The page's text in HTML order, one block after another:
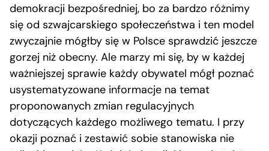
demokracji bezpośredniej, bo za bardzo różnimy
się od szwajcarskiego społeczeństwa i ten model
zwyczajnie mógłby się w Polsce sprawdzić jeszcze
gorzej niż obecny. Ale marzy mi się, by w każdej
ważniejszej sprawie każdy obywatel mógł poznać
usystematyzowane informacje na temat
proponowanych zmian regulacyjnych
dotyczących każdego możliwego tematu. I przy
okazji poznać i zestawić sobie stanowiska nie